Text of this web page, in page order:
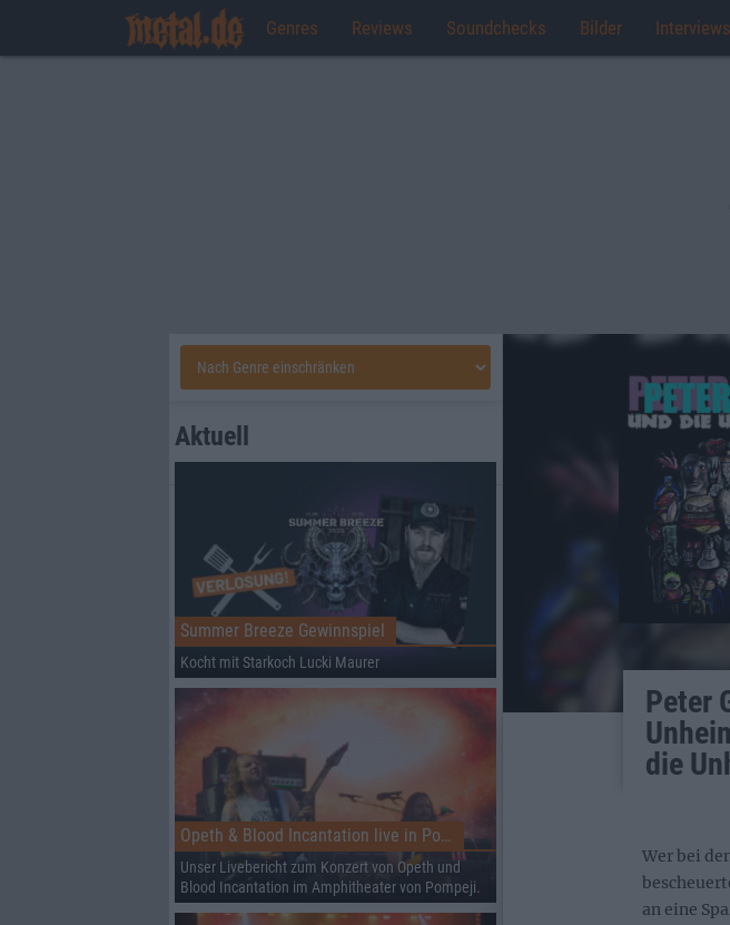
Genres Reviews Soundchecks Bilder Interviews
Peter
die
Wer bei
an eine
Aktuell
Summer Breeze Gewinnspiel
Kocht mit Starkoch Lucki Maurer
Opeth & Blood Incantation live in Pompeji
Unser Livebericht zum Konzert von Opeth und
Blood Incantation im Amphitheater von Pompeji.